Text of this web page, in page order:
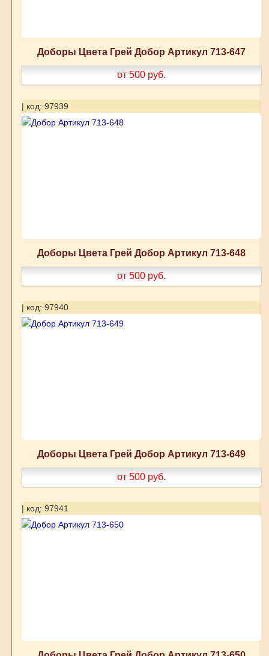
Доборы Цвета Грей Добор Артикул 713-647
от 500 руб.
| код: 97939
Доборы Цвета Грей Добор Артикул 713-648
от 500 руб.
| код: 97940
Доборы Цвета Грей Добор Артикул 713-649
от 500 руб.
| код: 97941